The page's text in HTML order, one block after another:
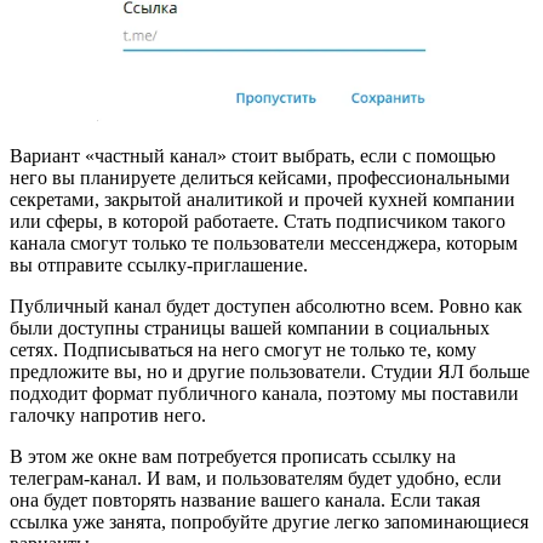
Вариант «частный канал» стоит выбрать, если с помощью
него вы планируете делиться кейсами, профессиональными
секретами, закрытой аналитикой и прочей кухней компании
или сферы, в которой работаете. Стать подписчиком такого
канала смогут только те пользователи мессенджера, которым
вы отправите ссылку-приглашение.
Публичный канал будет доступен абсолютно всем. Ровно как
были доступны страницы вашей компании в социальных
сетях. Подписываться на него смогут не только те, кому
предложите вы, но и другие пользователи. Студии ЯЛ больше
подходит формат публичного канала, поэтому мы поставили
галочку напротив него.
В этом же окне вам потребуется прописать ссылку на
телеграм-канал. И вам, и пользователям будет удобно, если
она будет повторять название вашего канала. Если такая
ссылка уже занята, попробуйте другие легко запоминающиеся